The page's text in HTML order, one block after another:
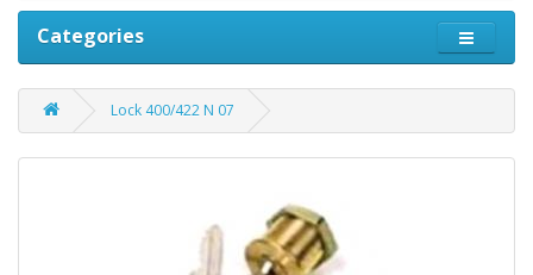
Categories
Lock 400/422 N 07